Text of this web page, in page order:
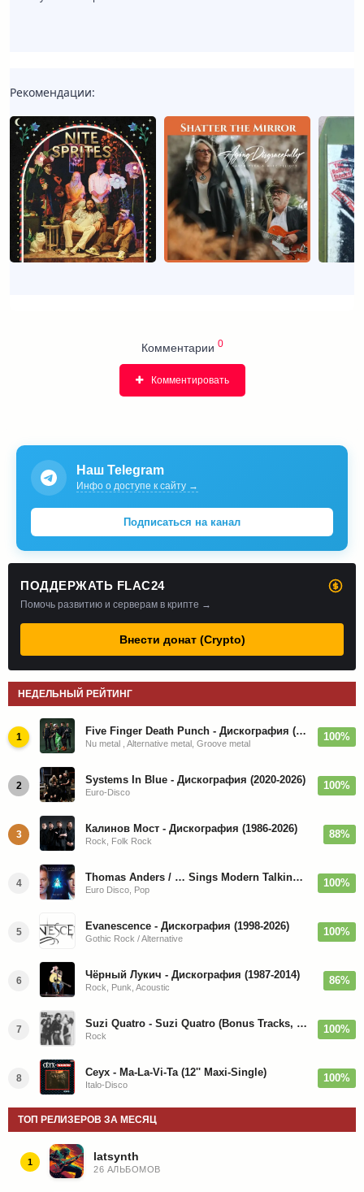
Рекомендации:
Комментарии 0
Комментировать
Наш Telegram
Инфо о доступе к сайту →
Подписаться на канал
ПОДДЕРЖАТЬ FLAC24
Помочь развитию и серверам в крипте →
Внести донат (Crypto)
НЕДЕЛЬНЫЙ РЕЙТИНГ
1 Five Finger Death Punch - Дискография (2008-2026)
Nu metal , Alternative metal, Groove metal
100%
2 Systems In Blue - Дискография (2020-2026)
Euro-Disco
100%
3 Калинов Мост - Дискография (1986-2026)
Rock, Folk Rock
88%
4 Thomas Anders / … Sings Modern Talking: The Best hi-res
Euro Disco, Pop
100%
5 Evanescence - Дискография (1998-2026)
Gothic Rock / Alternative
100%
6 Чёрный Лукич - Дискография (1987-2014)
Rock, Punk, Acoustic
86%
7 Suzi Quatro - Suzi Quatro (Bonus Tracks, Remaster) 1973/2022
Rock
100%
8 Ceyx - Ma-La-Vi-Ta (12'' Maxi-Single)
Italo-Disco
100%
ТОП РЕЛИЗЕРОВ ЗА МЕСЯЦ
1 latsynth
26 АЛЬБОМОВ